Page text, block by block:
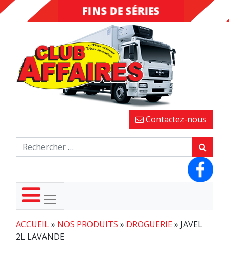
DESTOCKAGE
FINS DE SÉRIES
Contactez-nous
ACCUEIL» NOS PRODUITS » DROGUERIE» JAVEL
2L LAVANDE